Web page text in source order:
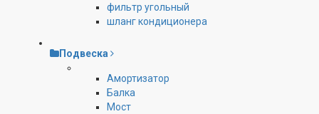
фильтр угольный
шланг кондиционера
Подвеска
Амортизатор
Балка
Мост